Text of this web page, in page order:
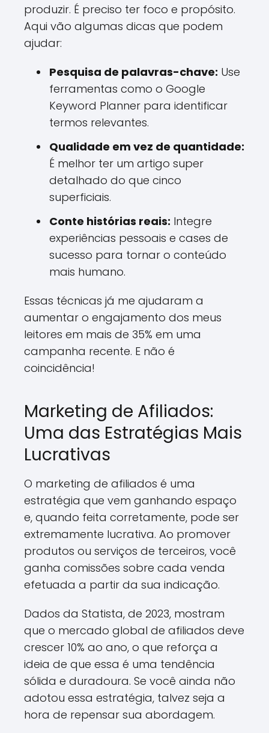
produzir. É preciso ter foco e propósito.
Aqui vão algumas dicas que podem
ajudar:
Pesquisa de palavras-chave: Use
ferramentas como o Google
Keyword Planner para identificar
termos relevantes.
Qualidade em vez de quantidade:
É melhor ter um artigo super
detalhado do que cinco
superficiais.
Conte histórias reais: Integre
experiências pessoais e cases de
sucesso para tornar o conteúdo
mais humano.
Essas técnicas já me ajudaram a
aumentar o engajamento dos meus
leitores em mais de 35% em uma
campanha recente. E não é
coincidência!
Marketing de Afiliados:
Uma das Estratégias Mais
Lucrativas
O marketing de afiliados é uma
estratégia que vem ganhando espaço
e, quando feita corretamente, pode ser
extremamente lucrativa. Ao promover
produtos ou serviços de terceiros, você
ganha comissões sobre cada venda
efetuada a partir da sua indicação.
Dados da Statista, de 2023, mostram
que o mercado global de afiliados deve
crescer 10% ao ano, o que reforça a
ideia de que essa é uma tendência
sólida e duradoura. Se você ainda não
adotou essa estratégia, talvez seja a
hora de repensar sua abordagem.